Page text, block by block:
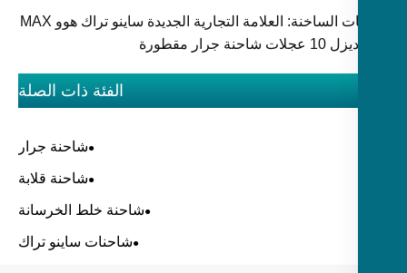
الكلمات الساخنة: العلامة التجارية الجديدة ساينو تراك هوو MAX
الفئة ذات الصلة
شاحنة جرار
شاحنة قلابة
شاحنة خلط الخرسانة
شاحنات ساينو تراك